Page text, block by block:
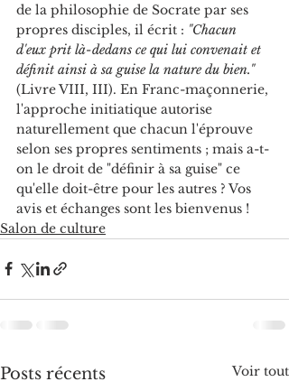
de la philosophie de Socrate par ses
propres disciples, il écrit : "Chacun
d'eux prit là-dedans ce qui lui convenait et
définit ainsi à sa guise la nature du bien."
(Livre VIII, III). En Franc-maçonnerie,
l'approche initiatique autorise
naturellement que chacun l'éprouve
selon ses propres sentiments ; mais a-t-
on le droit de "définir à sa guise" ce
qu'elle doit-être pour les autres ? Vos
avis et échanges sont les bienvenus !
Salon de culture
Posts récents Voir tout